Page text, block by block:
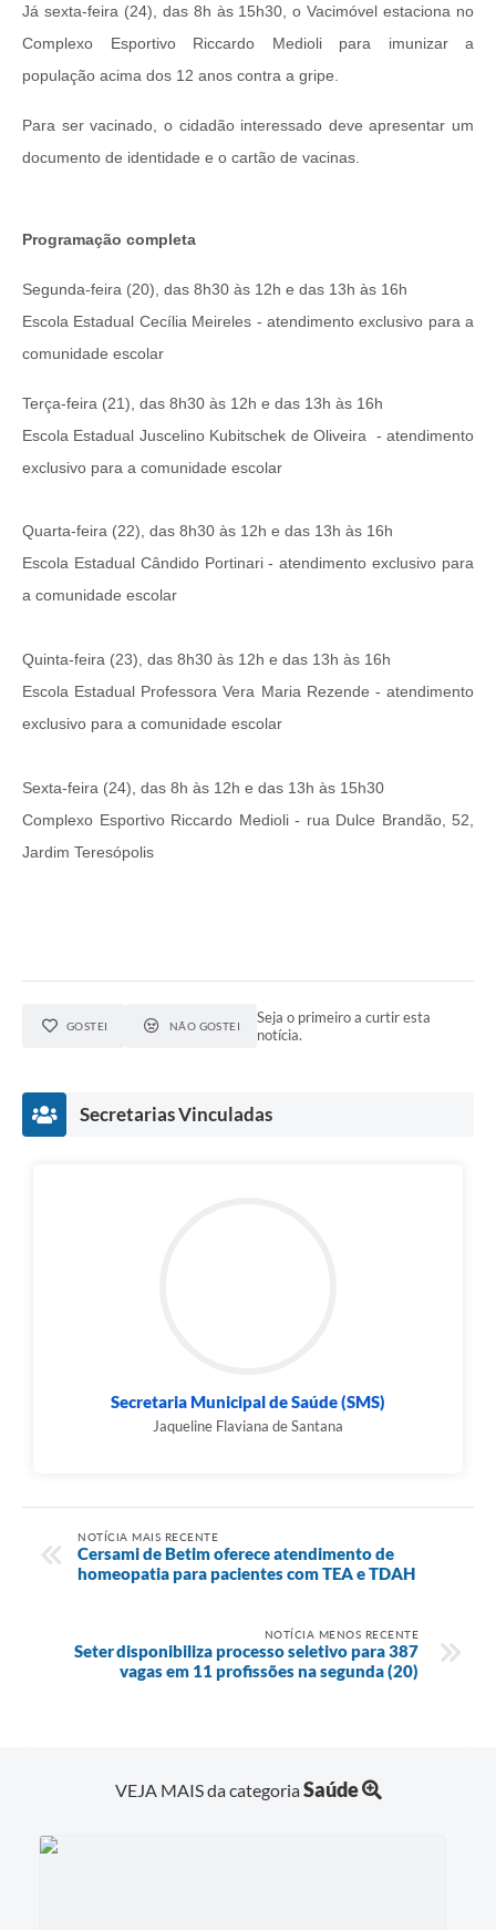
Já sexta-feira (24), das 8h às 15h30, o Vacimóvel estaciona no
Complexo Esportivo Riccardo Medioli para imunizar a
população acima dos 12 anos contra a gripe.
Para ser vacinado, o cidadão interessado deve apresentar um
documento de identidade e o cartão de vacinas.
Programação completa
Segunda-feira (20), das 8h30 às 12h e das 13h às 16h
Escola Estadual Cecília Meireles - atendimento exclusivo para a
comunidade escolar
Terça-feira (21), das 8h30 às 12h e das 13h às 16h
Escola Estadual Juscelino Kubitschek de Oliveira - atendimento
exclusivo para a comunidade escolar
Quarta-feira (22), das 8h30 às 12h e das 13h às 16h
Escola Estadual Cândido Portinari - atendimento exclusivo para
a comunidade escolar
Quinta-feira (23), das 8h30 às 12h e das 13h às 16h
Escola Estadual Professora Vera Maria Rezende - atendimento
exclusivo para a comunidade escolar
Sexta-feira (24), das 8h às 12h e das 13h às 15h30
Complexo Esportivo Riccardo Medioli - rua Dulce Brandão, 52,
Jardim Teresópolis
GOSTEI NÃO GOSTEI
Seja o primeiro a curtir esta
notícia.
Secretarias Vinculadas
Secretaria Municipal de Saúde (SMS)
Jaqueline Flaviana de Santana
NOTÍCIA MAIS RECENTE
Cersami de Betim oferece atendimento de
homeopatia para pacientes com TEA e TDAH
NOTÍCIA MENOS RECENTE
Seter disponibiliza processo seletivo para 387
vagas em 11 profissões na segunda (20)
VEJA MAIS da categoriaSaúde